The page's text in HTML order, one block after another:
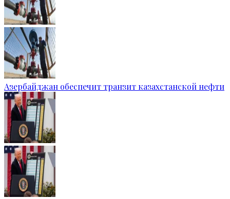
Азербайджан обеспечит транзит казахстанской нефти